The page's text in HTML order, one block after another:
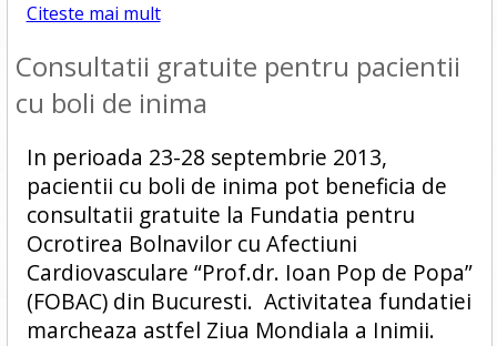
Citeste mai mult
Consultatii gratuite pentru pacientii
cu boli de inima
In perioada 23-28 septembrie 2013,
pacientii cu boli de inima pot beneficia de
consultatii gratuite la Fundatia pentru
Ocrotirea Bolnavilor cu Afectiuni
Cardiovasculare “Prof.dr. Ioan Pop de Popa”
(FOBAC) din Bucuresti. Activitatea fundatiei
marcheaza astfel Ziua Mondiala a Inimii.